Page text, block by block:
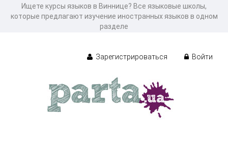
Ищете курсы языков в Виннице? Все языковые школы,
которые предлагают изучение иностранных языков в одном
разделе
Зарегистрироваться Войти